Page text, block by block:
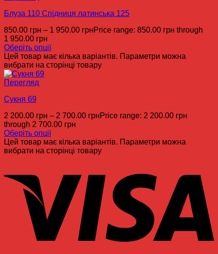
Блуза 110 Спідниця латинська 125
850.00 грн – 1 950.00 грнPrice range: 850.00 грн through
1 950.00 грн
Оберіть опції
Цей товар має кілька варіантів. Параметри можна
вибрати на сторінці товару
Перегляд
Сукня 69
2 200.00 грн – 2 700.00 грнPrice range: 2 200.00 грн
through 2 700.00 грн
Оберіть опції
Цей товар має кілька варіантів. Параметри можна
вибрати на сторінці товару